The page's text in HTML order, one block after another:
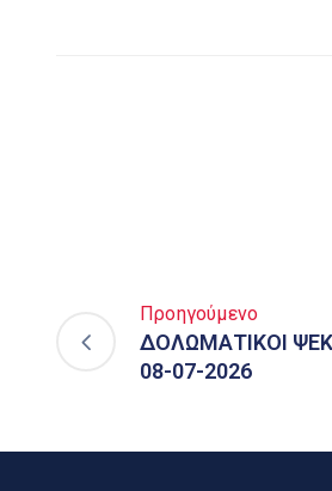
Προηγούμενο
ΔΟΛΩΜΑΤΙΚΟΙ
08-07-2026